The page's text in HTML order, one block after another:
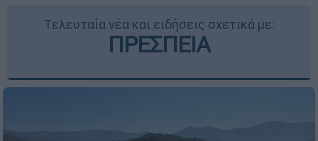
Τελευταία νέα και ειδήσεις σχετικά με:
ΠΡΕΣΠΕΙΑ